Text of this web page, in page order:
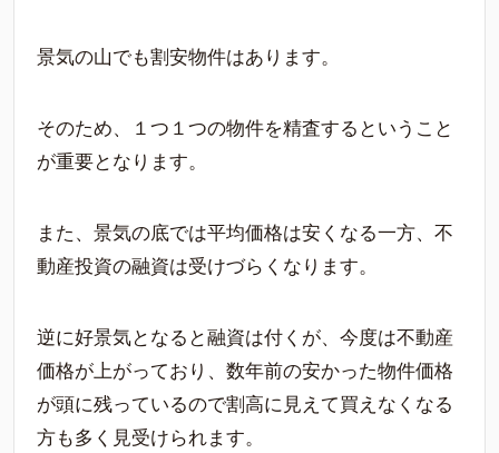
景気の山でも割安物件はあります。
そのため、１つ１つの物件を精査するということ
が重要となります。
また、景気の底では平均価格は安くなる一方、不
動産投資の融資は受けづらくなります。
逆に好景気となると融資は付くが、今度は不動産
価格が上がっており、数年前の安かった物件価格
が頭に残っているので割高に見えて買えなくなる
方も多く見受けられます。